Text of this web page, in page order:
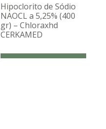
Hipoclorito de Sódio
NAOCL a 5,25% (400
gr) – Chloraxhd
CERKAMED